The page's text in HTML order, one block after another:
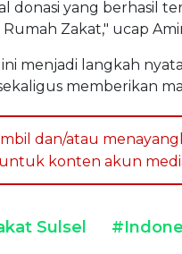
donasi yang berhasil
Zakat," ucap
menjadi langkah
memberikan
dan/atau
konten akun
Sulsel